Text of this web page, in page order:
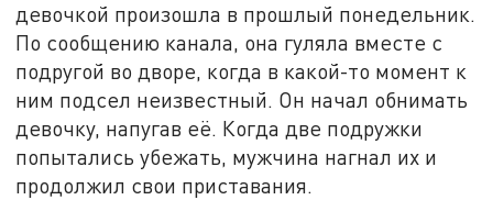
девочкой произошла в прошлый понедельник.
По сообщению канала, она гуляла вместе с
подругой во дворе, когда в какой-то момент к
ним подсел неизвестный. Он начал обнимать
девочку, напугав её. Когда две подружки
попытались убежать, мужчина нагнал их и
продолжил свои приставания.